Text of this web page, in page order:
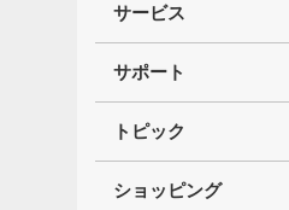
サービス
サポート
トピック
ショッピング